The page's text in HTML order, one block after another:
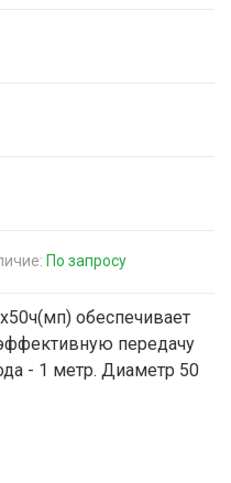
По запросу
обеспечивает
передачу
- 1 метр. Диаметр 50